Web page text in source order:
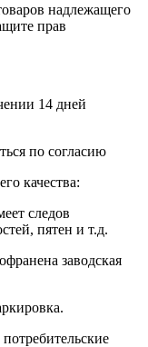
надлежащего
прав
14 дней
по согласию
качества:
следов
пятен и т.д.
заводская